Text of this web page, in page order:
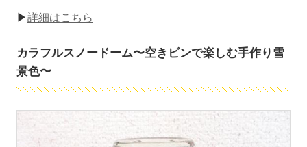
▶詳細はこちら
カラフルスノードーム〜空きビンで楽しむ手作り雪
景色〜